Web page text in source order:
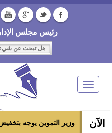
رئيس مجلس
Toggle
navigation
الآن
وزير التموين يوجه بتخفيض سعر الدواجن المجمدة إلى 100 جنيه للكيلو